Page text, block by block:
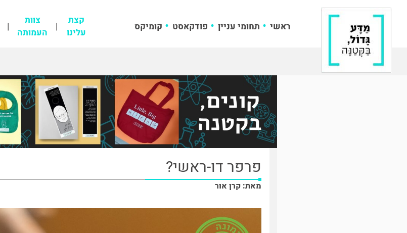
ראשי תחומי עניין פודקאסט קומיקס
קצת
עלינו
צוות
העמותה
פרפר דו-ראשי?
מאת: קרן אור